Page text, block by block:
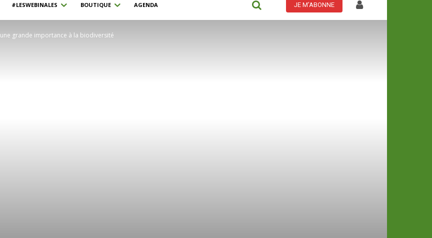
#LESWEBINALES BOUTIQUE AGENDA JE M'ABONNE
grande importance à la biodiversité